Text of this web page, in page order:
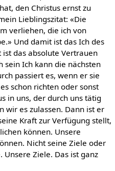
den Christus ernst zu
Lieblingszitat: «Die
verliehen, die ich von
Und damit ist das Ich des
das absolute Vertrauen
sein Ich kann die nächsten
passiert es, wenn er sie
schon richten oder sonst
in uns, der durch uns tätig
wir es zulassen. Dann ist er
Kraft zur Verfügung stellt,
können. Unsere
Nicht seine Ziele oder
Ziele. Das ist ganz